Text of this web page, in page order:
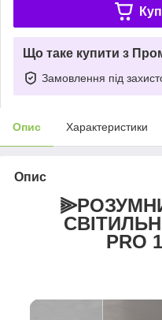
Що таке купити з
Замовлення під
Опис Характеристики
Опис
PRO